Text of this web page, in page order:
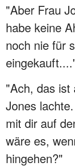
"Aber Frau
habe keine
noch nie für
"Ach, das ist
Jones
mit dir auf
wäre es,
hingehen?"